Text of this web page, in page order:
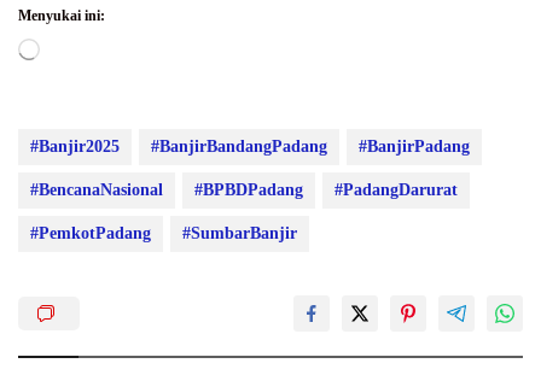
Menyukai ini:
Memuat...
#Banjir2025 #BanjirBandangPadang #BanjirPadang
#BencanaNasional #BPBDPadang #PadangDarurat
#PemkotPadang #SumbarBanjir